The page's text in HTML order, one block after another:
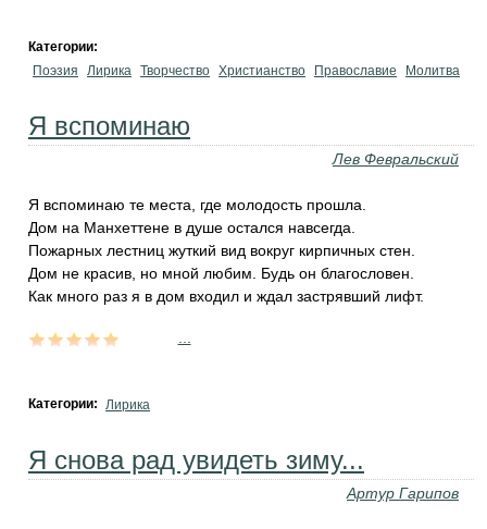
Категории:
Поэзия
Лирика Творчество Христианство Православие Молитва
Я вспоминаю
Лев Февральский
Я вспоминаю те места, где молодость прошла.
Дом на Манхеттене в душе остался навсегда.
Пожарных лестниц жуткий вид вокруг кирпичных стен.
Дом не красив, но мной любим. Будь он благословен.
Как много раз я в дом входил и ждал застрявший лифт.
Категории: Лирика
Я снова рад увидеть зиму...
Артур Гарипов